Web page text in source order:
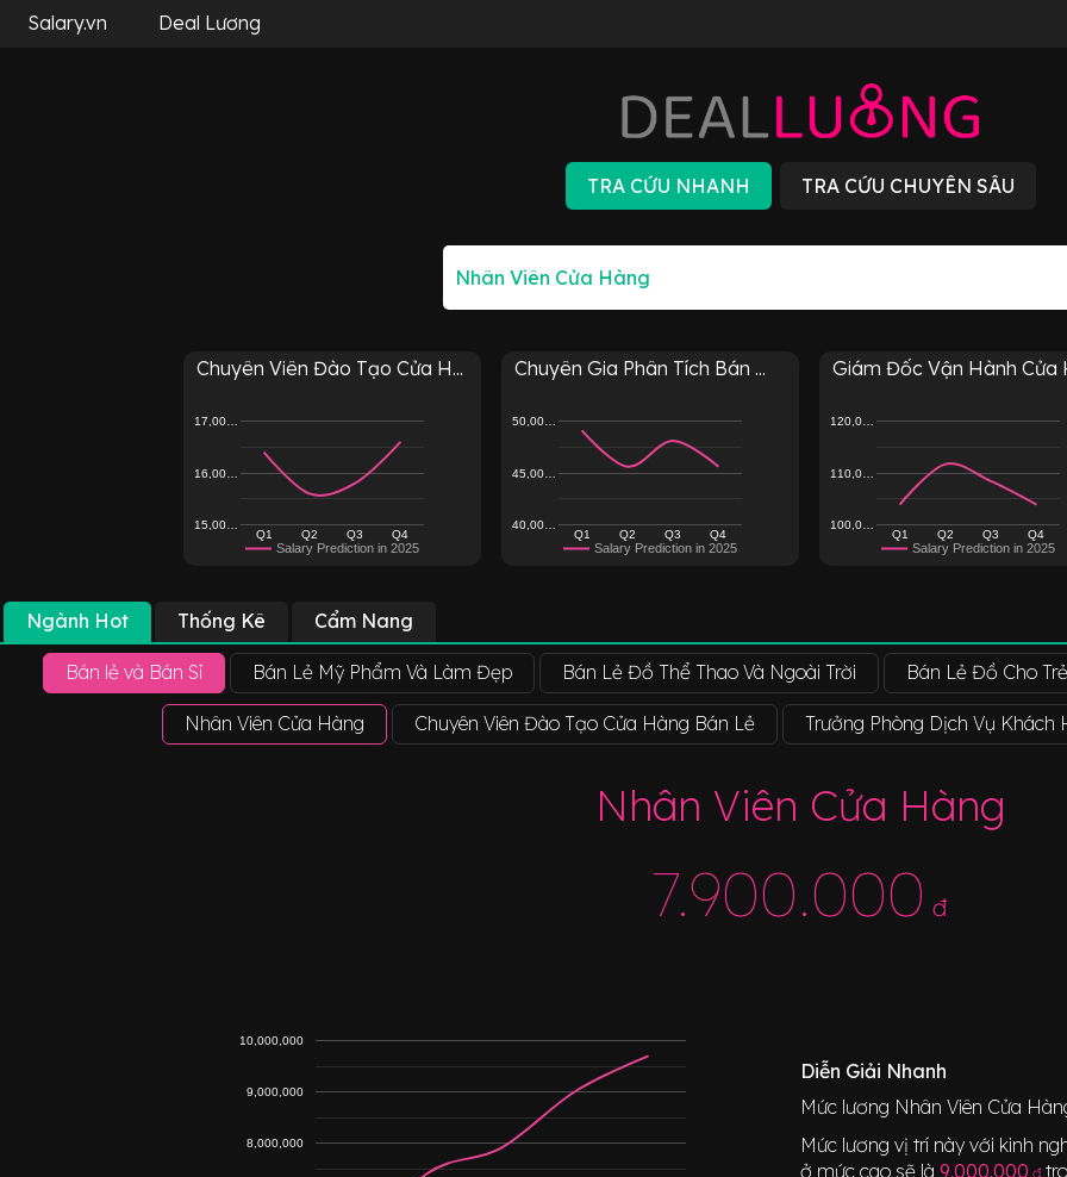
Salary.vn Deal Lương
Chuyên Viên Đào Tạo Cửa H...
Salary Prediction in 2025
Q1 Q2 Q3 Q4
15,00…
16,00…
17,00…
Chuyên Gia Phân Tích Bán ...
Salary Prediction in 2025
Q1 Q2 Q3 Q4
40,00…
45,00…
50,00…
Giám Đốc Vận Hành Cửa
Salary Prediction in 2025
Q1 Q2 Q3 Q4
100,0…
110,0…
120,0…
Ngành Hot Thống Kê Cẩm Nang
Bán lẻ và Bán Sỉ Bán Lẻ Mỹ Phẩm Và Làm Đẹp Bán Lẻ Đồ Thể Thao Và Ngoài Trời Bán Lẻ Đồ Cho
Nhân Viên Cửa Hàng Chuyên Viên Đào Tạo Cửa Hàng Bán Lẻ Trưởng Phòng Dịch Vụ Khách
Nhân Viên Cửa Hàng
7.900.000 đ
8,000,000
9,000,000
10,000,000
Diễn Giải Nhanh
Mức lương Nhân Viên Cửa
Mức lương vị trí này với kinh
ở mức cao sẽ là 9.000.000 đ